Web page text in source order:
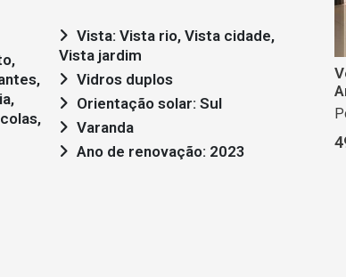
Vista jardim
Vidros duplos
Orientação solar: Sul
Varanda
Ano de renovação: 2023